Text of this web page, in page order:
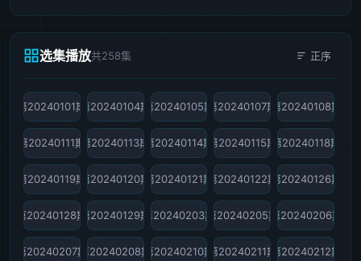
选集播放共258集 正序
第20240101期 第20240104期 第20240105期 第20240107期 第20240108期
第20240111期 第20240113期 第20240114期 第20240115期 第20240118期
第20240119期 第20240120期 第20240121期 第20240122期 第20240126期
第20240128期 第20240129期第20240203期第20240205期第20240206期
第20240207期第20240208期第20240210期 第20240211期 第20240212期